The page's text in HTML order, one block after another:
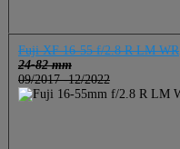
Fuji XF 16-55 f/2.8 R LM WR
24-82 mm
09/2017 -12/2022